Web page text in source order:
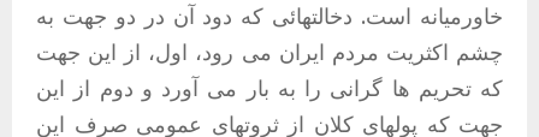
خاورمیانه است. دخالتهائی که دود آن در دو جهت به
چشم اکثریت مردم ایران می رود، اول، از این جهت
که تحریم ها گرانی را به بار می آورد و دوم از این
جهت که پولهای کلان از ثروتهای عمومی صرف این